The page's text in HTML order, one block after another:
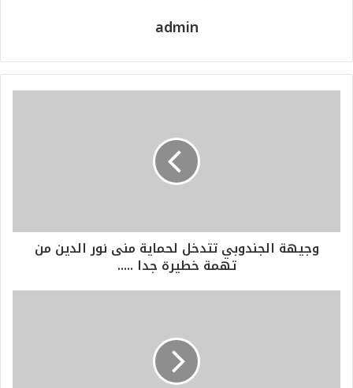
admin
وجيهة الجندوبي تتدخل لحماية منى نور الدين من
تهمة خطيرة جدا .....